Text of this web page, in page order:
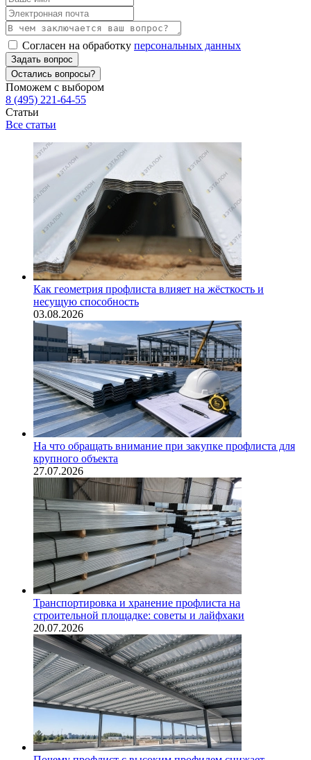
Согласен на обработку персональных данных
Задать вопрос
Остались вопросы?
Поможем с выбором
8 (495) 221-64-55
Статьи
Все статьи
Как геометрия профлиста влияет на жёсткость и
несущую способность
03.08.2026
На что обращать внимание при закупке профлиста для
крупного объекта
27.07.2026
Транспортировка и хранение профлиста на
строительной площадке: советы и лайфхаки
20.07.2026